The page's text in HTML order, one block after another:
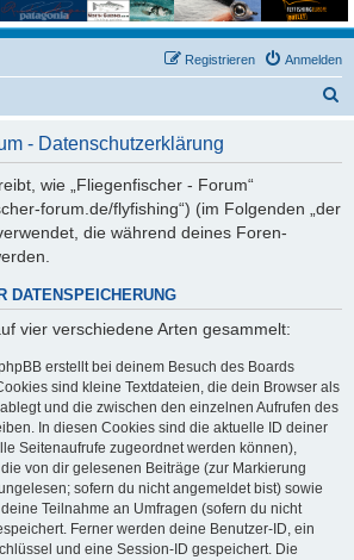
Anmelden
Registrieren
- Datenschutzerklärung
wie „Fliegenfischer - Forum“
forum.de/flyfishing“) (im Folgenden „der
die während deines Foren-
DATENSPEICHERUNG
vier verschiedene Arten gesammelt:
erstellt bei deinem Besuch des Boards
sind kleine Textdateien, die dein Browser als
und die zwischen den einzelnen Aufrufen des
In diesen Cookies sind die aktuelle ID deiner
Seitenaufrufe zugeordnet werden können),
von dir gelesenen Beiträge (zur Markierung
sofern du nicht angemeldet bist) sowie
Teilnahme an Umfragen (sofern du nicht
Ferner werden deine Benutzer-ID, ein
und eine Session-ID gespeichert. Die